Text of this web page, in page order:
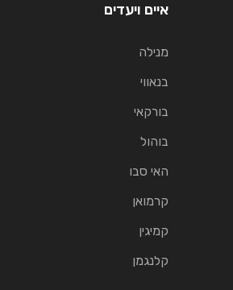
איים ויעדים
מנילה
בנאווי
בורקאי
בוהול
האי סבו
קרמואן
קמיגין
קלנגמן